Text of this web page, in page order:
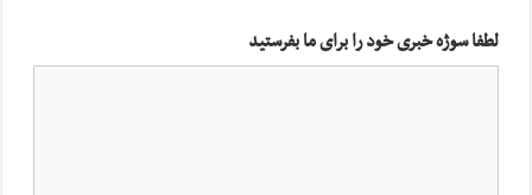
لطفا سوژه خبری خود را برای ما بفرستید